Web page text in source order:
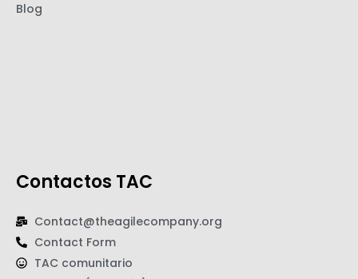
Blog
Contactos TAC
Contact@theagilecompany.org
Contact Form
TAC comunitario